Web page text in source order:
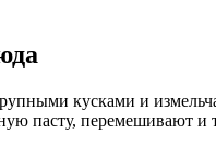
кусками и
пасту, перемешивают